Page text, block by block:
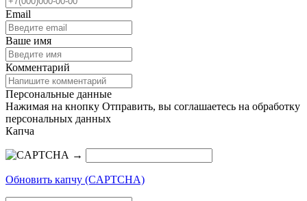
Email
Ваше имя
Комментарий
Персональные данные
Нажимая на кнопку Отправить, вы соглашаетесь на обработку
персональных данных
Капча
→
Обновить капчу (CAPTCHA)